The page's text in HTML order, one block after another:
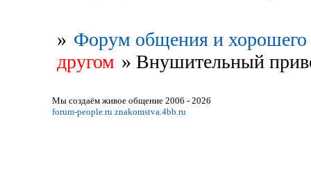
» Форум общения и хорошего
другом » Внушительный
Мы создаём живое общение 2006 - 2026
forum-people.ru znakomstva.4bb.ru